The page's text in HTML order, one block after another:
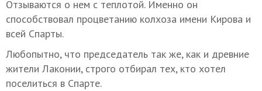
Отзываются о нем с теплотой. Именно он
способствовал процветанию колхоза имени Кирова и
всей Спарты.
Любопытно, что председатель так же, как и древние
жители Лаконии, строго отбирал тех, кто хотел
поселиться в Спарте.